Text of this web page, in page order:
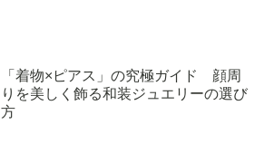
「着物×ピアス」の究極ガイド 顔周
りを美しく飾る和装ジュエリーの選び
方